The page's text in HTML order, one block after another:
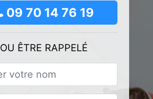
09 70 14 76 19
OU ÊTRE RAPPELÉ